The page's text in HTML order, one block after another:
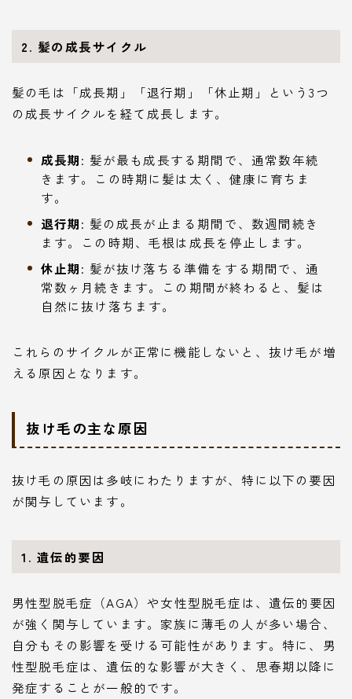
2. 髪の成長サイクル
髪の毛は「成長期」「退行期」「休止期」という3つ
の成長サイクルを経て成長します。
成長期: 髪が最も成長する期間で、通常数年続
きます。この時期に髪は太く、健康に育ちま
す。
退行期: 髪の成長が止まる期間で、数週間続き
ます。この時期、毛根は成長を停止します。
休止期: 髪が抜け落ちる準備をする期間で、通
常数ヶ月続きます。この期間が終わると、髪は
自然に抜け落ちます。
これらのサイクルが正常に機能しないと、抜け毛が増
える原因となります。
抜け毛の主な原因
抜け毛の原因は多岐にわたりますが、特に以下の要因
が関与しています。
1. 遺伝的要因
男性型脱毛症（AGA）や女性型脱毛症は、遺伝的要因
が強く関与しています。家族に薄毛の人が多い場合、
自分もその影響を受ける可能性があります。特に、男
性型脱毛症は、遺伝的な影響が大きく、思春期以降に
発症することが一般的です。